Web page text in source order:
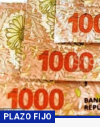
PLAZO FIJO